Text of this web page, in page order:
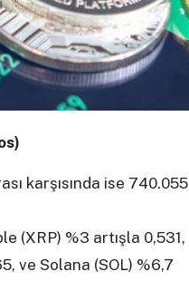
karşısında ise 740.055
(XRP) %3 artışla 0,531,
ve Solana (SOL) %6,7